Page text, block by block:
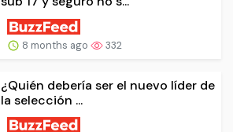
8 months ago 332
¿Quién debería ser el nuevo líder de
la selección ...